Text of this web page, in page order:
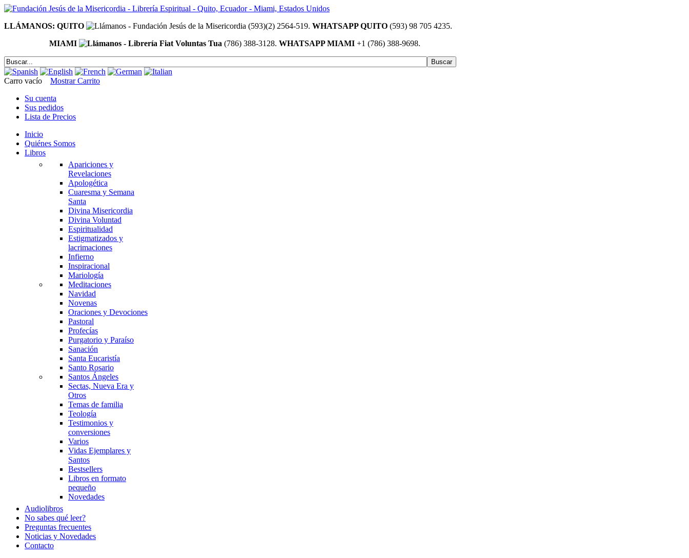
LLÁMANOS: QUITO (593)(2) 2564-519. WHATSAPP QUITO (593) 98 705 4235.
MIAMI
(786) 388-3128. WHATSAPP MIAMI +1 (786) 388-9698.
Carro vacío
Mostrar Carrito
Su cuenta
Sus pedidos
Lista de Precios
Inicio
Quiénes Somos
Libros
Apariciones y
Revelaciones
Apologética
Cuaresma y Semana
Santa
Divina Misericordia
Divina Voluntad
Espiritualidad
Estigmatizados y
lacrimaciones
Infierno
Inspiracional
Mariología
Meditaciones
Navidad
Novenas
Oraciones y Devociones
Pastoral
Profecías
Purgatorio y Paraíso
Sanación
Santa Eucaristía
Santo Rosario
Santos Ángeles
Sectas, Nueva Era y
Otros
Temas de familia
Teología
Testimonios y
conversiones
Varios
Vidas Ejemplares y
Santos
Bestsellers
Libros en formato
pequeño
Novedades
Audiolibros
No sabes qué leer?
Preguntas frecuentes
Noticias y Novedades
Contacto